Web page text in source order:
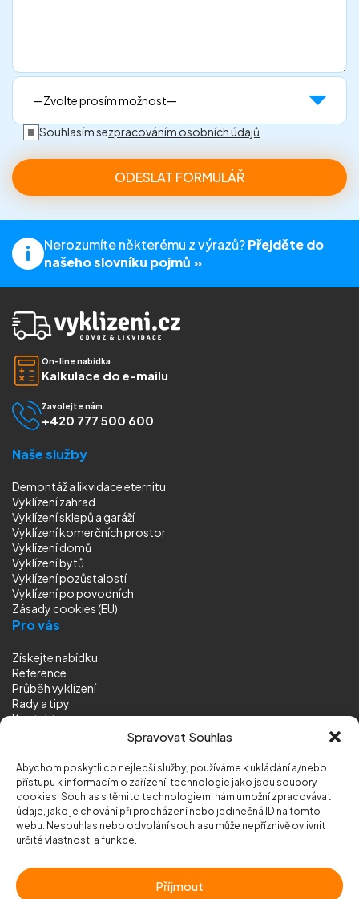
Spravovat Souhlas
Abychom poskytli co nejlepší služby, používáme k ukládání a/nebo
přístupu k informacím o zařízení, technologie jako jsou soubory
cookies. Souhlas s těmito technologiemi nám umožní zpracovávat
údaje, jako je chování při procházení nebo jedinečná ID na tomto
webu. Nesouhlas nebo odvolání souhlasu může nepříznivě ovlivnit
určité vlastnosti a funkce.
Příjmout
Souhlasím sezpracováním osobních údajů
Nerozumíte některému z výrazů?Přejděte do
našeho slovníku pojmů »
On-line nabídka
Kalkulace do e-mailu
Zavolejte nám
+420 777 500 600
Naše služby
Demontáž a likvidace eternitu
Vyklízení zahrad
Vyklízení sklepů a garáží
Vyklízení komerčních prostor
Vyklízení domů
Vyklízení bytů
Vyklízení pozůstalostí
Vyklízenípo povodních
Zásady cookies (EU)
Pro vás
Získejte nabídku
Reference
Průběh vyklízení
Rady a tipy
Kontakt
© 2026 Vyklizeni.cz (mapa stránek)
Chráněno služboureCAPTCHA